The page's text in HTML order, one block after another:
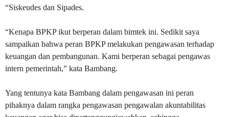
“Siskeudes dan Sipades.
“Kenapa BPKP ikut berperan dalam bimtek ini. Sedikit saya
sampaikan bahwa peran BPKP melakukan pengawasan terhadap
keuangan dan pembangunan. Kami berperan sebagai pengawas
intern pemerintah,” kata Bambang.
Yang tentunya kata Bambang dalam pengawasan ini peran
pihaknya dalam rangka pengawasan pengawalan akuntabilitas